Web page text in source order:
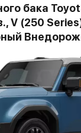
бака
V (250